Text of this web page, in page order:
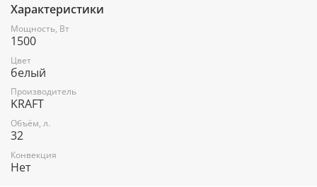
Макс. температура (°С): 320
Лампа освещения: да
Термостат: да
Конвекция: нет
Длина шнура (м): 1.2
Цвет: белый
Характеристики
Мощность, Вт
1500
Цвет
белый
Производитель
KRAFT
Объём, л.
32
Конвекция
Нет